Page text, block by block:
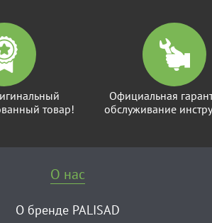
товар!
Официальная
обслуживание
О нас
О бренде PALISAD